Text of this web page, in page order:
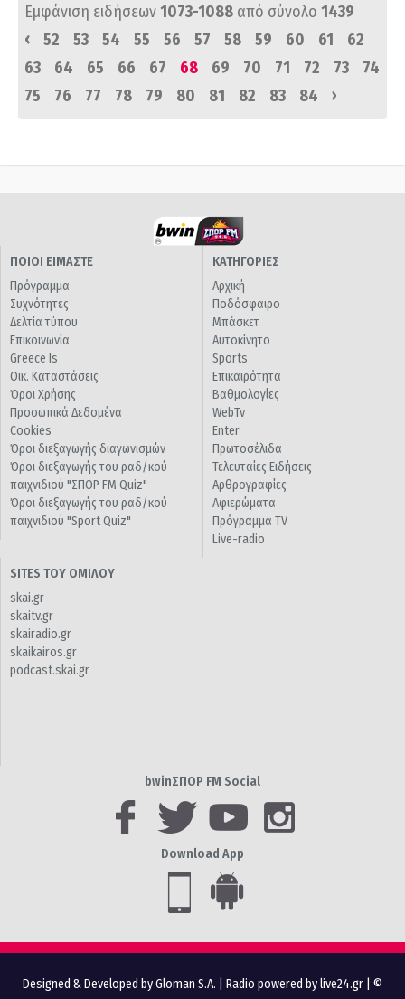
Εμφάνιση ειδήσεων1073-1088 από σύνολο 1439
‹
52 53 54 55 56 57 58 59 60 61
62
63
64 65 66 67 68 69 70 71 72 73
74
75
76 77 78 79 80 81 82 83 84 ›
ΠΟΙΟΙ ΕΙΜΑΣΤΕ
Πρόγραμμα
Συχνότητες
Δελτία τύπου
Επικοινωνία
Greece Is
Οικ. Καταστάσεις
Όροι Χρήσης
Προσωπικά Δεδομένα
Cookies
Όροι διεξαγωγής διαγωνισμών
Όροι διεξαγωγής του ραδ/κού
παιχνιδιού "ΣΠΟΡ FM Quiz"
Όροι διεξαγωγής του ραδ/κού
παιχνιδιού "Sport Quiz"
ΚΑΤΗΓΟΡΙΕΣ
Αρχική
Ποδόσφαιρο
Μπάσκετ
Αυτοκίνητο
Sports
Επικαιρότητα
Βαθμολογίες
WebTv
Enter
Πρωτοσέλιδα
Τελευταίες Ειδήσεις
Αρθρογραφίες
Αφιερώματα
Πρόγραμμα TV
Live-radio
SITES ΤΟΥ ΟΜΙΛΟΥ
skai.gr
skaitv.gr
skairadio.gr
skaikairos.gr
podcast.skai.gr
bwinΣΠΟΡ FM Social
Download App
Designed & Developed by Gloman S.A. Radio powered by live24.gr | ©